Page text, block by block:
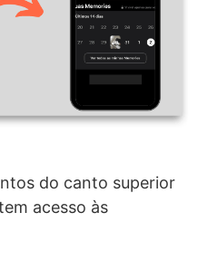
do canto superior
acesso às